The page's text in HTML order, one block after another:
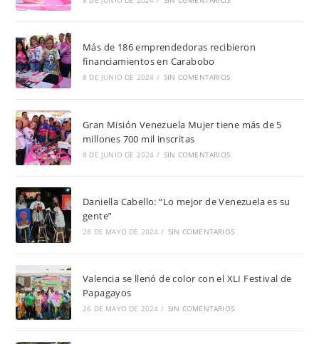
Más de 186 emprendedoras recibieron
financiamientos en Carabobo
8 DE JUNIO DE 2024 / SIN COMENTARIOS
Gran Misión Venezuela Mujer tiene más de 5
millones 700 mil inscritas
8 DE JUNIO DE 2024 / SIN COMENTARIOS
Daniella Cabello: “Lo mejor de Venezuela es su
gente”
28 DE MAYO DE 2024 / SIN COMENTARIOS
Valencia se llenó de color con el XLI Festival de
Papagayos
26 DE MAYO DE 2024 / SIN COMENTARIOS